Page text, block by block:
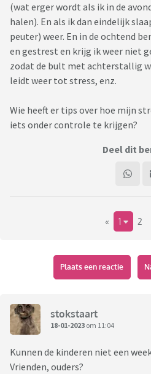
(wat erger wordt als ik in de
halen). En als ik dan eindelijk
peuter) weer. En in de ochtend
en gestrest en krijg ik weer niet
zodat de bult met achterstallig
leidt weer tot stress, enz.
Wie heeft er tips over hoe mijn
iets onder controle te krijgen?
Deel dit
« 1 2
Plaats een reactie
stokstaart
18-01-2023 om 11:04
Kunnen de kinderen niet een
Vrienden, ouders?